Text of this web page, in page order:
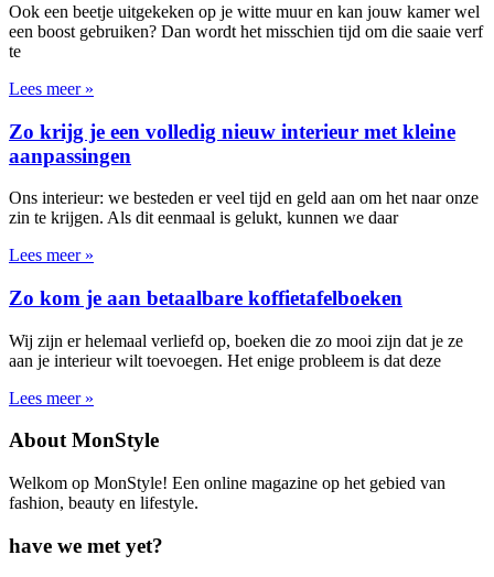
Ook een beetje uitgekeken op je witte muur en kan jouw kamer wel
een boost gebruiken? Dan wordt het misschien tijd om die saaie verf
te
Lees meer »
Zo krijg je een volledig nieuw interieur met kleine
aanpassingen
Ons interieur: we besteden er veel tijd en geld aan om het naar onze
zin te krijgen. Als dit eenmaal is gelukt, kunnen we daar
Lees meer »
Zo kom je aan betaalbare koffietafelboeken
Wij zijn er helemaal verliefd op, boeken die zo mooi zijn dat je ze
aan je interieur wilt toevoegen. Het enige probleem is dat deze
Lees meer »
About MonStyle
Welkom op MonStyle! Een online magazine op het gebied van
fashion, beauty en lifestyle.
have we met yet?